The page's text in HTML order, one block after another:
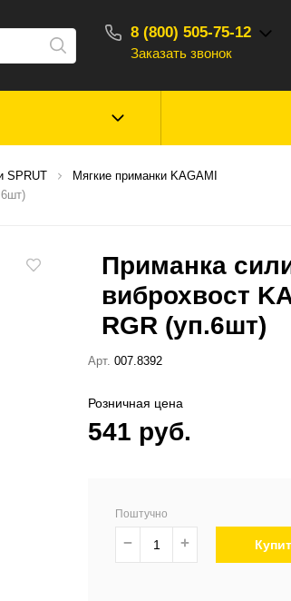
8 (800) 505-75-12
Заказать звонок
SPRUT
Мягкие приманки KAGAMI
Приманка
виброхвост
RGR (уп.6шт)
Арт. 007.8392
Розничная цена
541 руб.
Поштучно
− +